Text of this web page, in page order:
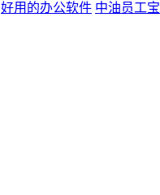
好用的办公软件 中油员工宝